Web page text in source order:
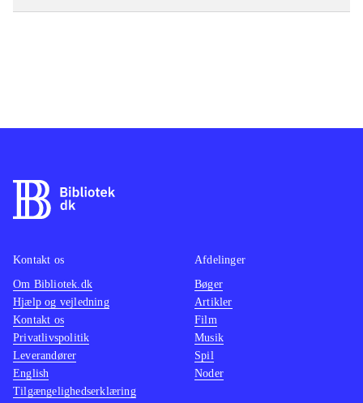
Kontakt os
Om Bibliotek.dk
Hjælp og vejledning
Kontakt os
Privatlivspolitik
Leverandører
English
Tilgængelighedserklæring
Afdelinger
Bøger
Artikler
Film
Musik
Spil
Noder